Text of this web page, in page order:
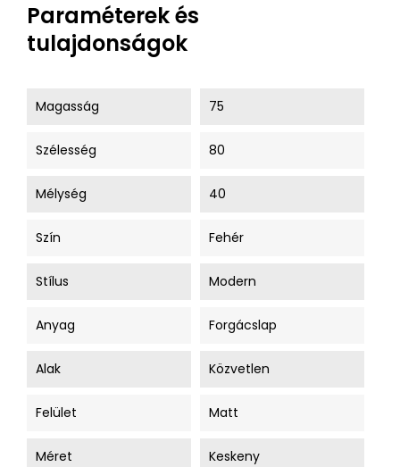
Paraméterek és
tulajdonságok
Magasság 75
Szélesség 80
Mélység 40
Szín Fehér
Stílus Modern
Anyag Forgácslap
Alak Közvetlen
Felület Matt
Méret Keskeny